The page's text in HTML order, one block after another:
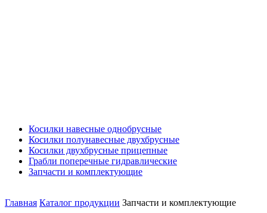
Косилки навесные однобрусные
Косилки полунавесные двухбрусные
Косилки двухбрусные прицепные
Грабли поперечные гидравлические
Запчасти и комплектующие
Главная Каталог продукции Запчасти и комплектующие